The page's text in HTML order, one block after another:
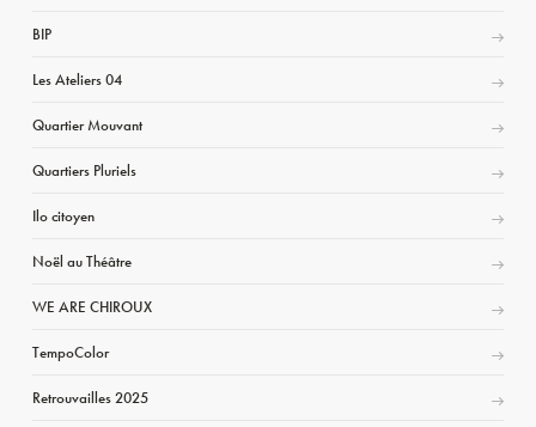
BIP
Les Ateliers 04
Quartier Mouvant
Quartiers Pluriels
Ilo citoyen
Noël au Théâtre
WE ARE CHIROUX
TempoColor
Retrouvailles 2025